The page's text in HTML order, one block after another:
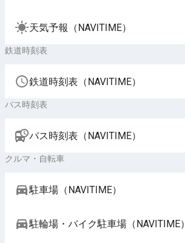
天気予報（NAVITIME）
鉄道時刻表
鉄道時刻表（NAVITIME）
バス時刻表
バス時刻表（NAVITIME）
クルマ・自転車
駐車場（NAVITIME）
駐輪場・バイク駐車場（NAVITIME）